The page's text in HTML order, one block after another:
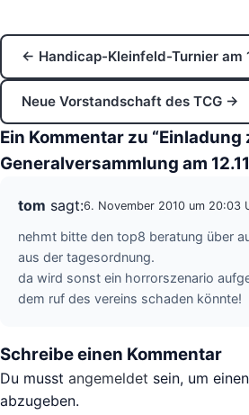
← Handicap-Kleinfeld-Turnier am
Neue Vorstandschaft des TCG →
Ein Kommentar zu “Einladung
Generalversammlung am
tom sagt:6. November 2010 um 20:03
nehmt bitte den top8 beratung über
aus der tagesordnung.
da wird sonst ein horrorszenario
dem ruf des vereins schaden könnte!
Schreibe einen Kommentar
Du musst angemeldet sein, um
abzugeben.